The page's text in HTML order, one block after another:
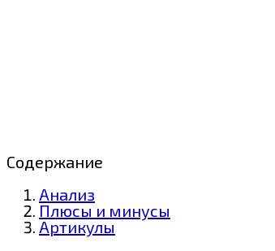
Содержание
Анализ
Плюсы и минусы
Артикулы